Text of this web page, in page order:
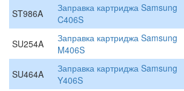
ST986A
Заправка картриджа Samsung
C406S
SU254A
Заправка картриджа Samsung
M406S
SU464A
Заправка картриджа Samsung
Y406S